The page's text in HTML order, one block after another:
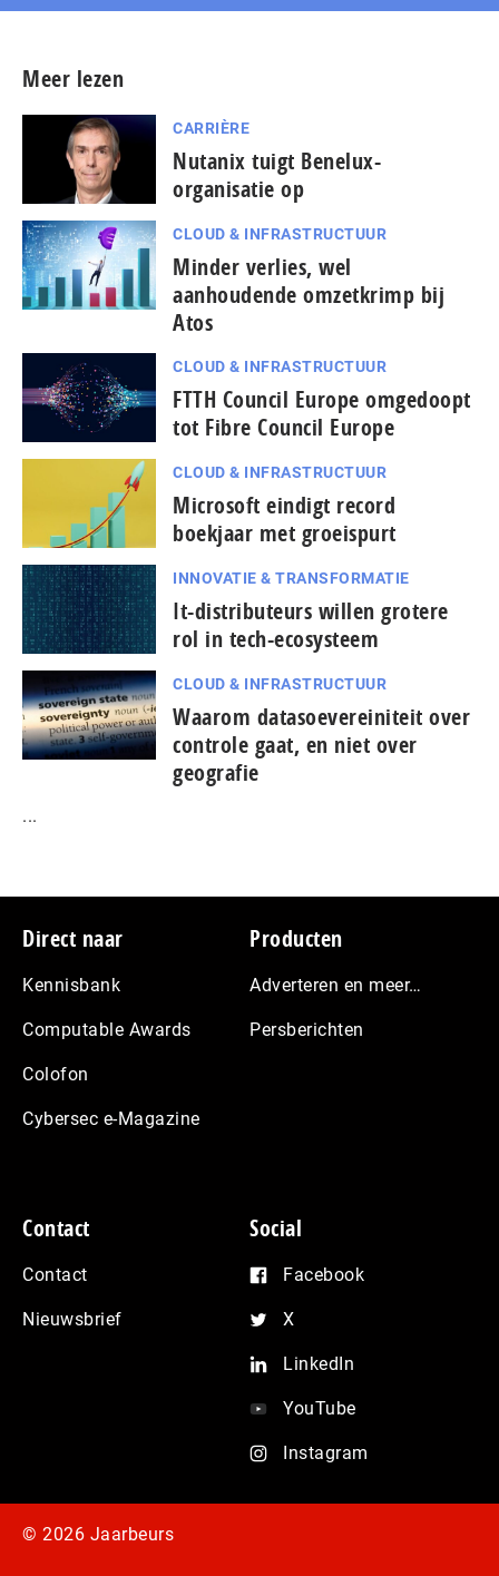
Meer lezen
CARRIÈRE
Nutanix tuigt Benelux-
organisatie op
CLOUD & INFRASTRUCTUUR
Minder verlies, wel
aanhoudende omzetkrimp bij
Atos
CLOUD & INFRASTRUCTUUR
FTTH Council Europe omgedoopt
tot Fibre Council Europe
CLOUD & INFRASTRUCTUUR
Microsoft eindigt record
boekjaar met groeispurt
INNOVATIE & TRANSFORMATIE
It-dis­tri­bu­teurs willen grotere
rol in tech-ecosysteem
CLOUD & INFRASTRUCTUUR
Waarom datasoevereiniteit over
controle gaat, en niet over
geografie
...
Footer
Direct naar
Kennisbank
Computable Awards
Colofon
Cybersec e-Magazine
Producten
Adverteren en meer…
Persberichten
Contact
Contact
Nieuwsbrief
Social
Facebook
X
LinkedIn
YouTube
Instagram
© 2026 Jaarbeurs